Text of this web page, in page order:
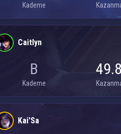
Kademe
Caitlyn
B
Kademe
Kai'Sa